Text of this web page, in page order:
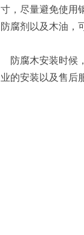
寸，尽量避免使用
防腐剂以及木油，
防腐木安装时候
业的安装以及售后